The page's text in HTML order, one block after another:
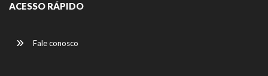
ACESSO RÁPIDO
Fale conosco